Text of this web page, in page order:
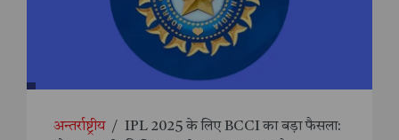
अन्तर्राष्ट्रीय / IPL 2025 के लिए BCCI का बड़ा फैसला: